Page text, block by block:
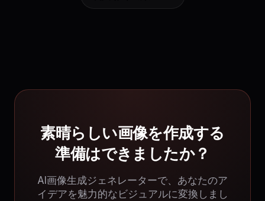
素晴らしい画像を作成する
準備はできましたか？
AI画像生成ジェネレーターで、あなたのア
イデアを魅力的なビジュアルに変換しまし